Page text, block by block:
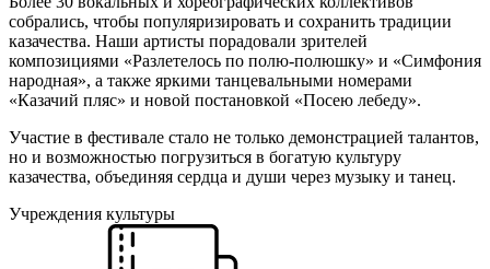
собрались, чтобы популяризировать и сохранить традиции
казачества. Наши артисты порадовали зрителей
композициями «Разлетелось по полю-полюшку» и «Симфония
народная», а также яркими танцевальными номерами
«Казачий пляс» и новой постановкой «Посею лебеду».
Участие в фестивале стало не только демонстрацией талантов,
но и возможностью погрузиться в богатую культуру
казачества, объединяя сердца и души через музыку и танец.
Учреждения культуры